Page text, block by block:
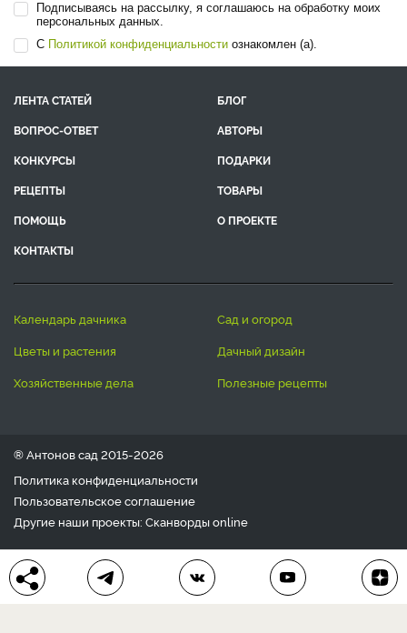
Подписываясь на рассылку, я соглашаюсь на обработку моих
персональных данных.
С Политикой конфиденциальности ознакомлен (а).
ЛЕНТА СТАТЕЙ
БЛОГ
ВОПРОС-ОТВЕТ
АВТОРЫ
КОНКУРСЫ
ПОДАРКИ
РЕЦЕПТЫ
ТОВАРЫ
ПОМОЩЬ
О ПРОЕКТЕ
КОНТАКТЫ
календарь дачника
сад и огород
цветы и растения
дачный дизайн
хозяйственные дела
полезные рецепты
® Антонов сад 2015-2026
Политика конфиденциальности
Пользовательское соглашение
Другие наши проекты: Сканвордыonline
Любое использование материала допускается только с
письменного согласия редакции